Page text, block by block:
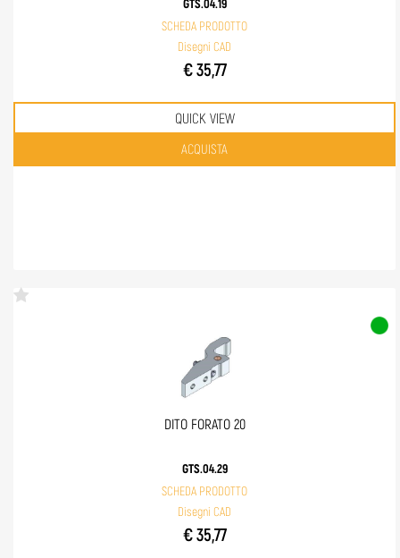
GTS.04.19
SCHEDA PRODOTTO
Disegni CAD
€ 35,77
QUICK VIEW
Quantità
ACQUISTA
DITO FORATO 20
GTS.04.29
SCHEDA PRODOTTO
Disegni CAD
€ 35,77